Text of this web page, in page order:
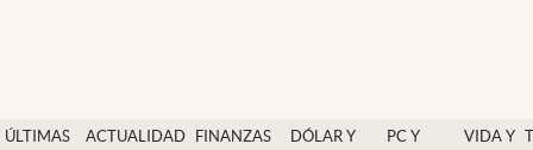
ÚLTIMAS
ACTUALIDAD
FINANZAS
DÓLAR Y
PC Y
VIDA Y
Actualidad